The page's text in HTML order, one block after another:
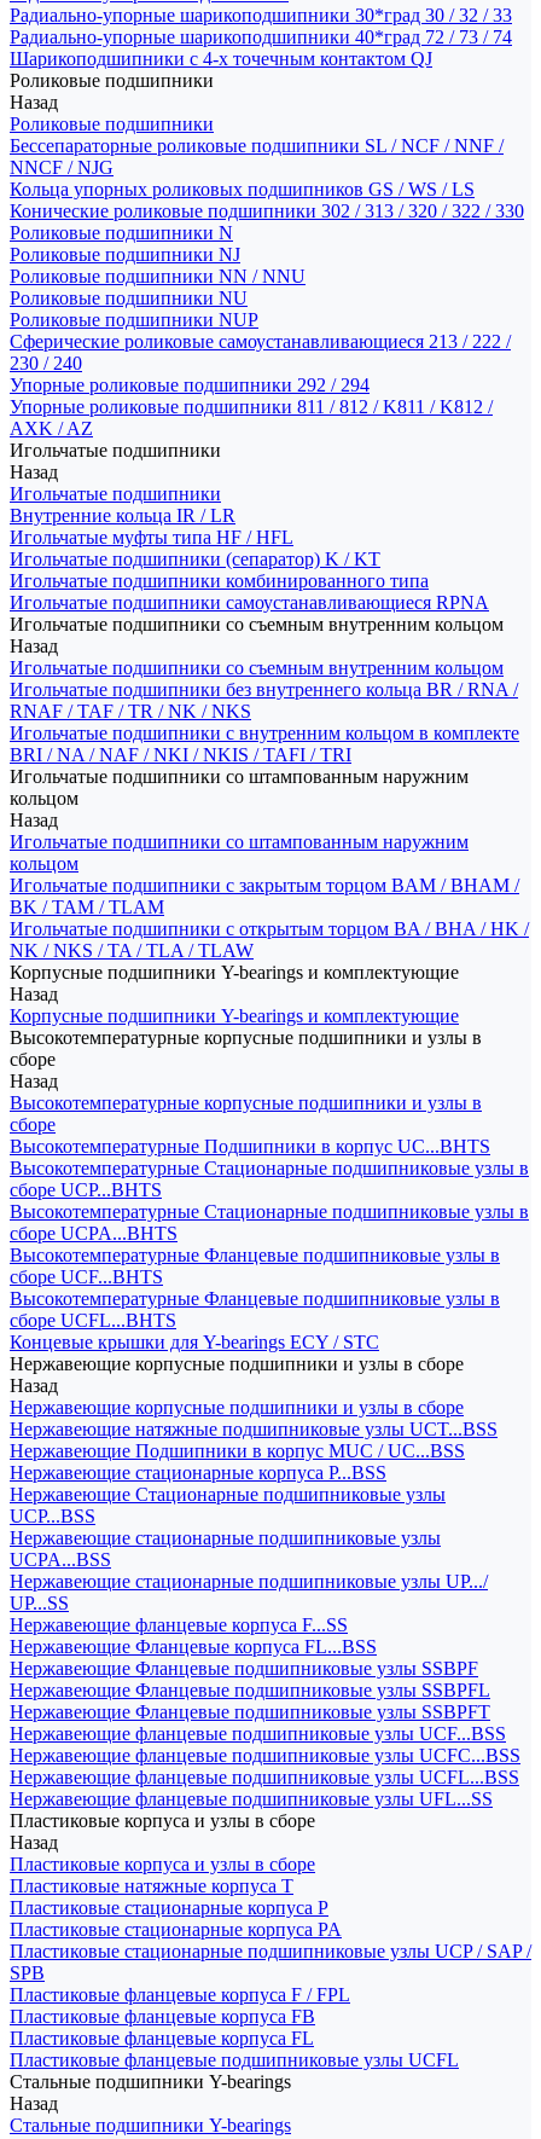
Радиально-упорные шарикоподшипники 30*град 30 / 32 / 33
Радиально-упорные шарикоподшипники 40*град 72 / 73 / 74
Шарикоподшипники с 4-х точечным контактом QJ
Роликовые подшипники
Назад
Роликовые подшипники
Бессепараторные роликовые подшипники SL / NCF / NNF /
NNCF / NJG
Кольца упорных роликовых подшипников GS / WS / LS
Конические роликовые подшипники 302 / 313 / 320 / 322 / 330
Роликовые подшипники N
Роликовые подшипники NJ
Роликовые подшипники NN / NNU
Роликовые подшипники NU
Роликовые подшипники NUP
Сферические роликовые самоустанавливающиеся 213 / 222 /
230 / 240
Упорные роликовые подшипники 292 / 294
Упорные роликовые подшипники 811 / 812 / K811 / K812 /
AXK / AZ
Игольчатые подшипники
Назад
Игольчатые подшипники
Внутренние кольца IR / LR
Игольчатые муфты типа HF / HFL
Игольчатые подшипники (сепаратор) K / KT
Игольчатые подшипники комбинированного типа
Игольчатые подшипники самоустанавливающиеся RPNA
Игольчатые подшипники со съемным внутренним кольцом
Назад
Игольчатые подшипники со съемным внутренним кольцом
Игольчатые подшипники без внутреннего кольца BR / RNA /
RNAF / TAF / TR / NK / NKS
Игольчатые подшипники с внутренним кольцом в комплекте
BRI / NA / NAF / NKI / NKIS / TAFI / TRI
Игольчатые подшипники со штампованным наружним
кольцом
Назад
Игольчатые подшипники со штампованным наружним
кольцом
Игольчатые подшипники с закрытым торцом BAM / BHAM /
BK / TAM / TLAM
Игольчатые подшипники с открытым торцом BA / BHA / HK /
NK / NKS / TA / TLA / TLAW
Корпусные подшипники Y-bearings и комплектующие
Назад
Корпусные подшипники Y-bearings и комплектующие
Высокотемпературные корпусные подшипники и узлы в
сборе
Назад
Высокотемпературные корпусные подшипники и узлы в
сборе
Высокотемпературные Подшипники в корпус UC...BHTS
Высокотемпературные Стационарные подшипниковые узлы в
сборе UCP...BHTS
Высокотемпературные Стационарные подшипниковые узлы в
сборе UCPA...BHTS
Высокотемпературные Фланцевые подшипниковые узлы в
сборе UCF...BHTS
Высокотемпературные Фланцевые подшипниковые узлы в
сборе UCFL...BHTS
Концевые крышки для Y-bearings ECY / STC
Нержавеющие корпусные подшипники и узлы в сборе
Назад
Нержавеющие корпусные подшипники и узлы в сборе
Нержавеющие натяжные подшипниковые узлы UCT...BSS
Нержавеющие Подшипники в корпус MUC / UC...BSS
Нержавеющие стационарные корпуса P...BSS
Нержавеющие Стационарные подшипниковые узлы
UCP...BSS
Нержавеющие стационарные подшипниковые узлы
UCPA...BSS
Нержавеющие стационарные подшипниковые узлы UP.../
UP...SS
Нержавеющие фланцевые корпуса F...SS
Нержавеющие Фланцевые корпуса FL...BSS
Нержавеющие Фланцевые подшипниковые узлы SSBPF
Нержавеющие Фланцевые подшипниковые узлы SSBPFL
Нержавеющие Фланцевые подшипниковые узлы SSBPFT
Нержавеющие фланцевые подшипниковые узлы UCF...BSS
Нержавеющие фланцевые подшипниковые узлы UCFC...BSS
Нержавеющие фланцевые подшипниковые узлы UCFL...BSS
Нержавеющие фланцевые подшипниковые узлы UFL...SS
Пластиковые корпуса и узлы в сборе
Назад
Пластиковые корпуса и узлы в сборе
Пластиковые натяжные корпуса T
Пластиковые стационарные корпуса P
Пластиковые стационарные корпуса PA
Пластиковые стационарные подшипниковые узлы UCP / SAP /
SPB
Пластиковые фланцевые корпуса F / FPL
Пластиковые фланцевые корпуса FB
Пластиковые фланцевые корпуса FL
Пластиковые фланцевые подшипниковые узлы UCFL
Стальные подшипники Y-bearings
Назад
Стальные подшипники Y-bearings